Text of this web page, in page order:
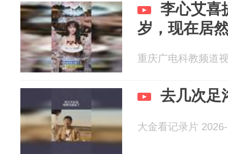
李心艾喜
岁，现在居
重庆广电科教频道
去几次足
大金看记录片